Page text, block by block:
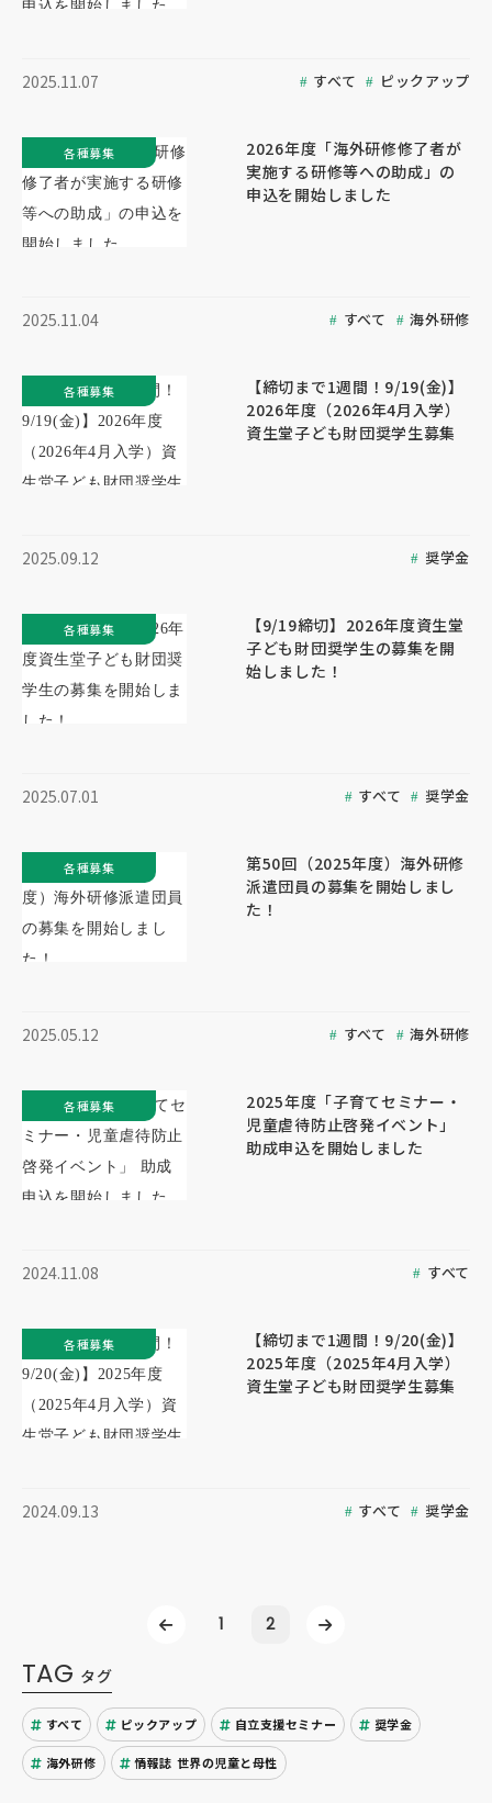
2025.11.07 すべて ピックアップ
2026年度「海外研修修了者が
実施する研修等への助成」の
申込を開始しました
2025.11.04 すべて 海外研修
各種募集
【締切まで1週間！9/19(金)】
2026年度（2026年4月入学）
資生堂子ども財団奨学生募集
2025.09.12 奨学金
各種募集
【9/19締切】2026年度資生堂
子ども財団奨学生の募集を開
始しました！
2025.07.01 すべて 奨学金
各種募集
第50回（2025年度）海外研修
派遣団員の募集を開始しまし
た！
2025.05.12 すべて 海外研修
各種募集
2025年度「子育てセミナー・
児童虐待防止啓発イベント」
助成申込を開始しました
2024.11.08 すべて
各種募集
【締切まで1週間！9/20(金)】
2025年度（2025年4月入学）
資生堂子ども財団奨学生募集
2024.09.13 すべて 奨学金
各種募集
1 2
TAG タグ
すべて ピックアップ 自立支援セミナー 奨学金
海外研修 情報誌 世界の児童と母性